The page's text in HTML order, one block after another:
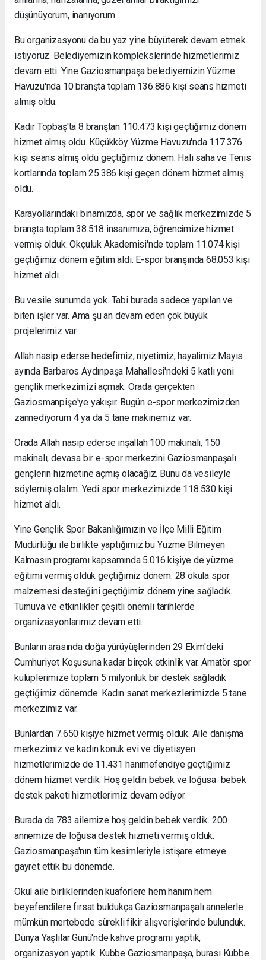
düşünüyorum, inanıyorum.
Bu organizasyonu da bu yaz yine büyüterek devam etmek
istiyoruz. Belediyemizin komplekslerinde hizmetlerimiz
devam etti. Yine Gaziosmanpaşa belediyemizin Yüzme
Havuzu'nda 10 branşta toplam 136.886 kişi seans hizmeti
almış oldu.
Kadir Topbaş'ta 8 branştan 110.473 kişi geçtiğimiz dönem
hizmet almış oldu. Küçükköy Yüzme Havuzu'nda 117.376
kişi seans almış oldu geçtiğimiz dönem. Halı saha ve Tenis
kortlarında toplam 25.386 kişi geçen dönem hizmet almış
oldu.
Karayollarındaki binamızda, spor ve sağlık merkezimizde 5
branşta toplam 38.518 insanımıza, öğrencimize hizmet
vermiş olduk. Okçuluk Akademisi'nde toplam 11.074 kişi
geçtiğimiz dönem eğitim aldı. E-spor branşında 68.053 kişi
hizmet aldı.
Bu vesile sunumda yok. Tabi burada sadece yapılan ve
biten işler var. Ama şu an devam eden çok büyük
projelerimiz var.
Allah nasip ederse hedefimiz, niyetimiz, hayalimiz Mayıs
ayında Barbaros Aydınpaşa Mahallesi'ndeki 5 katlı yeni
gençlik merkezimizi açmak. Orada gerçekten
Gaziosmanpişe'ye yakışır. Bugün e-spor merkezimizden
zannediyorum 4 ya da 5 tane makinemiz var.
Orada Allah nasip ederse inşallah 100 makinalı, 150
makinalı, devasa bir e-spor merkezini Gaziosmanpaşalı
gençlerin hizmetine açmış olacağız. Bunu da vesileyle
söylemiş olalım. Yedi spor merkezimizde 118.530 kişi
hizmet aldı.
Yine Gençlik Spor Bakanlığımızın ve İlçe Milli Eğitim
Müdürlüğü ile birlikte yaptığımız bu Yüzme Bilmeyen
Kalmasın programı kapsamında 5.016 kişiye de yüzme
eğitimi vermiş olduk geçtiğimiz dönem. 28 okula spor
malzemesi desteğini geçtiğimiz dönem yine sağladık.
Turnuva ve etkinlikler çeşitli önemli tarihlerde
organizasyonlarımız devam etti.
Bunların arasında doğa yürüyüşlerinden 29 Ekim'deki
Cumhuriyet Koşusuna kadar birçok etkinlik var. Amatör spor
kulüplerimize toplam 5 milyonluk bir destek sağladık
geçtiğimiz dönemde. Kadın sanat merkezlerimizde 5 tane
merkezimiz var.
Bunlardan 7.650 kişiye hizmet vermiş olduk. Aile danışma
merkezimiz ve kadın konuk evi ve diyetisyen
hizmetlerimizde de 11.431 hanımefendiye geçtiğimiz
dönem hizmet verdik. Hoş geldin bebek ve loğusa bebek
destek paketi hizmetlerimiz devam ediyor.
Burada da 783 ailemize hoş geldin bebek verdik. 200
annemize de loğusa destek hizmeti vermiş olduk.
Gaziosmanpaşa'nın tüm kesimleriyle istişare etmeye
gayret ettik bu dönemde.
Okul aile birliklerinden kuaförlere hem hanım hem
beyefendilere fırsat buldukça Gaziosmanpaşalı annelerle
mümkün mertebede sürekli fikir alışverişlerinde bulunduk.
Dünya Yaşlılar Günü'nde kahve programı yaptık,
organizasyon yaptık. Kubbe Gaziosmanpaşa, burası Kubbe